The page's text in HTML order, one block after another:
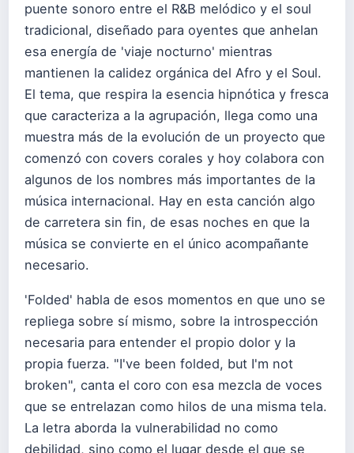
puente sonoro entre el R&B melódico y el soul
tradicional, diseñado para oyentes que anhelan
esa energía de 'viaje nocturno' mientras
mantienen la calidez orgánica del Afro y el Soul.
El tema, que respira la esencia hipnótica y fresca
que caracteriza a la agrupación, llega como una
muestra más de la evolución de un proyecto que
comenzó con covers corales y hoy colabora con
algunos de los nombres más importantes de la
música internacional. Hay en esta canción algo
de carretera sin fin, de esas noches en que la
música se convierte en el único acompañante
necesario.
'Folded' habla de esos momentos en que uno se
repliega sobre sí mismo, sobre la introspección
necesaria para entender el propio dolor y la
propia fuerza. "I've been folded, but I'm not
broken", canta el coro con esa mezcla de voces
que se entrelazan como hilos de una misma tela.
La letra aborda la vulnerabilidad no como
debilidad, sino como el lugar desde el que se